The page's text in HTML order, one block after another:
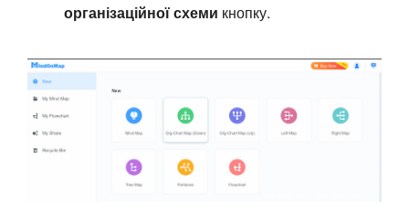
організаційної схеми кнопку.